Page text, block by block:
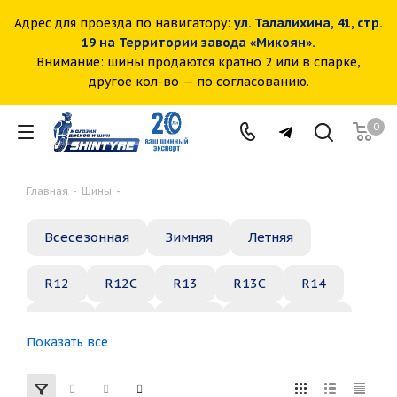
Адрес для проезда по навигатору: ул. Талалихина, 41, стр.
19 на Территории завода «Микоян».
Внимание: шины продаются кратно 2 или в спарке,
другое кол-во — по согласованию.
0
Главная - Шины -
Всесезонная Зимняя Летняя
R12 R12C R13 R13C R14
Показать все